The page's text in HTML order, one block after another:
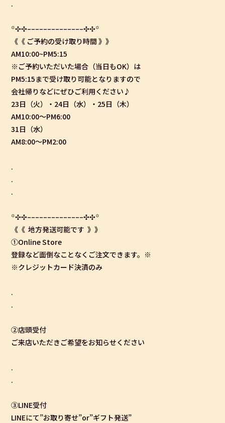
.
꙳✣✣­­–­­–­­–­­–­­–­­–­­–­­–­­–­­–­­–­­–­­–­­–✣✣꙳
《《 ご予約の受け取り時間 》》
AM10:00~PM5:15
※ご予約いただいた場合（当日もOK）は
PM5:15まで受け取り可能となりますので
会社帰りなどにぜひご利用ください♪
23日（火）・24日（水）・25日（木）
AM10:00〜PM6:00
31日（水）
AM8:00〜PM2:00
.
.
.
꙳✣✣­­–­­–­­–­­–­­–­­–­­–­­–­­–­­–­­–­­–­­–­­–✣✣꙳
《《 地方発送可能です 》》
①Online Store
登録など面倒なことなくご注文できます。※
※クレジットカード決済のみ
.
.
②店頭受付
ご来店いただきご希望をお知らせください
.
.
③LINE受付
LINEにて”お取り寄せ”or”ギフト発送”